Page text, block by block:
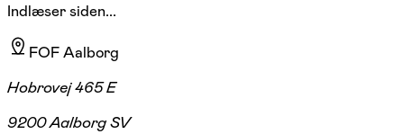
Indlæser siden...
FOF Aalborg
Hobrovej 465 E
9200 Aalborg SV